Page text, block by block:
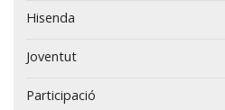
Hisenda
Joventut
Participació